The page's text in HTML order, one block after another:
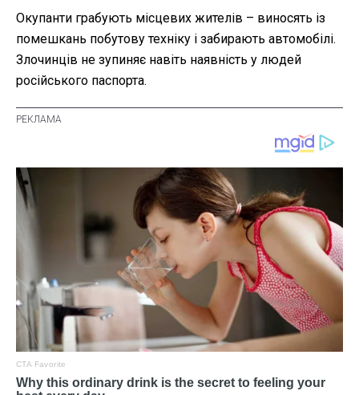
Окупанти грабують місцевих жителів – виносять із
помешкань побутову техніку і забирають автомобілі.
Злочинців не зупиняє навіть наявність у людей
російського паспорта.